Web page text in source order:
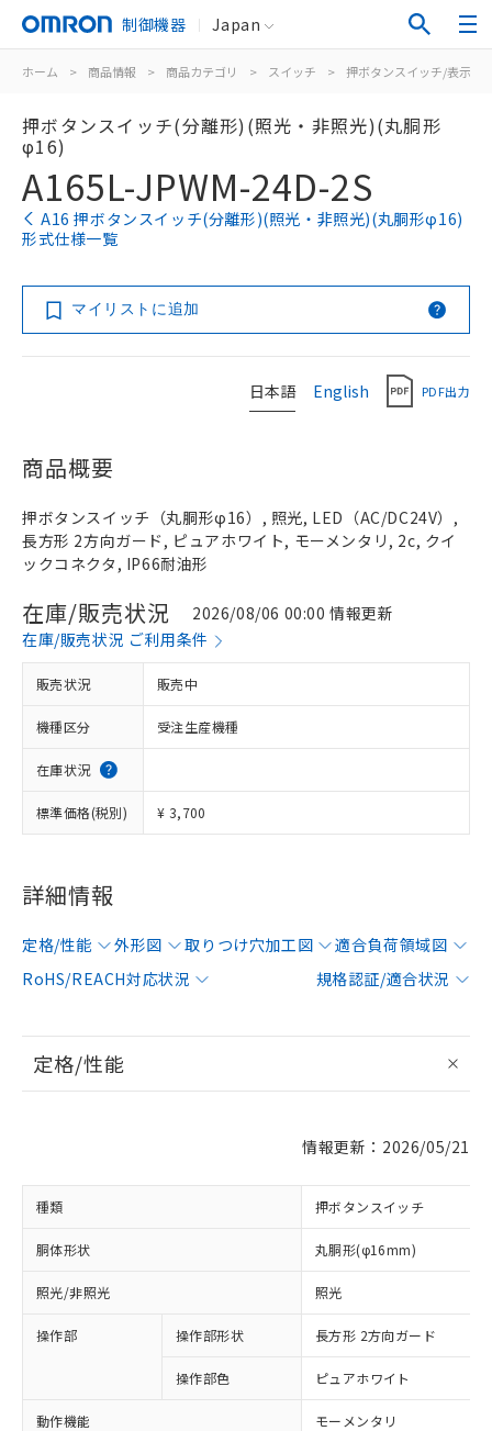
制御機器 Japan
ホーム > 商品情報 > 商品カテゴリ > スイッチ > 押ボタンスイッチ/表示灯
押ボタンスイッチ(分離形)(照光・非照光)(丸胴形
φ16)
A165L-JPWM-24D-2S
A16 押ボタンスイッチ(分離形)(照光・非照光)(丸胴形φ16)
形式仕様一覧
マイリストに追加
日本語 English PDF出力
商品概要
押ボタンスイッチ（丸胴形φ16）, 照光, LED（AC/DC24V）,
長方形 2方向ガード, ピュアホワイト, モーメンタリ, 2c, クイ
ックコネクタ, IP66耐油形
在庫/販売状況
2026/08/06 00:00 情報更新
在庫/販売状況 ご利用条件
販売状況 販売中
機種区分 受注生産機種
在庫状況
標準価格(税別) ¥ 3,700
詳細情報
定格/性能 外形図 取りつけ穴加工図
適合負荷領域図
RoHS/REACH対応状況
規格認証/適合状況
定格/性能
情報更新：2026/05/21
種類 押ボタンスイッチ
胴体形状 丸胴形(φ16mm)
照光/非照光 照光
操作部 操作部形状 長方形 2方向ガード
操作部色 ピュアホワイト
動作機能 モーメンタリ